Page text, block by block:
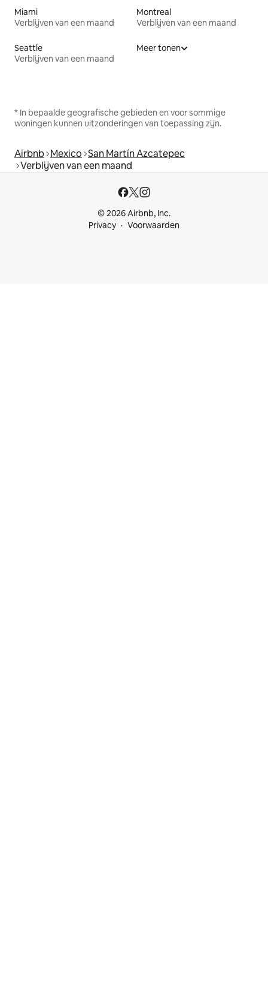
Miami
Verblijven van een maand
Montreal
Verblijven van een maand
Seattle
Verblijven van een maand
Meer tonen
* In bepaalde geografische gebieden en voor sommige
woningen kunnen uitzonderingen van toepassing zijn.
Airbnb Mexico San Martín Azcatepec
Verblijven van een maand
© 2026 Airbnb, Inc.
Privacy
Voorwaarden